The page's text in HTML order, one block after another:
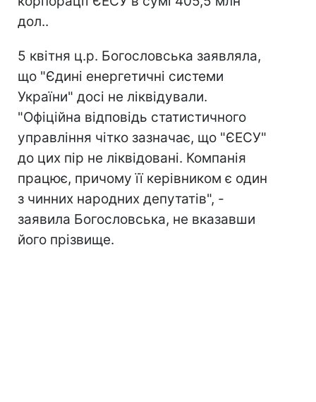
дол..
5 квітня ц.р. Богословська заявляла,
що "Єдині енергетичні системи
України" досі не ліквідували.
"Офіційна відповідь статистичного
управління чітко зазначає, що "ЄЕСУ"
до цих пір не ліквідовані. Компанія
працює, причому її керівником є ​​один
з чинних народних депутатів", -
заявила Богословська, не вказавши
його прізвище.